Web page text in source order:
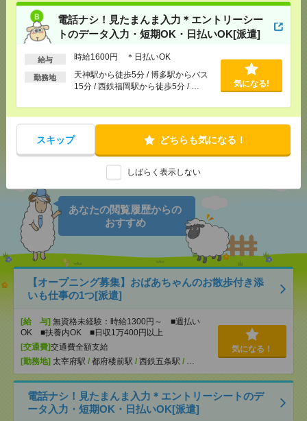
電話ナシ！見たまんま入力＊エントリーシー
トのデータ入力・短期OK・日払いOK[派遣]
給与 時給1600円 ＊日払いOK
勤務地
天神駅から徒歩5分 / 博多駅からバス
15分 / 西鉄福岡駅から徒歩5分 / …
気になる!
スキップ どちらも気になる！
しばらく表示しない
応募ページへ
気になる！ 電話応募
メール LINE
シェア ツイート ブックマーク
あなたの閲覧履歴からの
おすすめ
【オープニング募集】おばあちゃんのお散歩付き添
いも仕事の1つ[派遣]
[給 与] 無資格未経験：時給1300円～ ■週払い
OK ■扶養内OK ■日収1万400円以上
[交通費]交通費全額支給
[勤務地] 太宰府駅 / 都府楼前駅 / 西鉄五条駅 / …
気になる！
電話ナシ！見たまんま入力＊エントリーシートのデ
ータ入力・短期OK・日払いOK[派遣]